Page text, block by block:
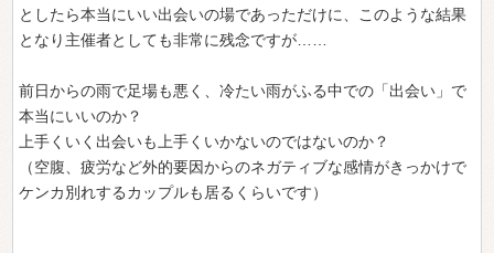
としたら本当にいい出会いの場であっただけに、このような結果
となり主催者としても非常に残念ですが……
前日からの雨で足場も悪く、冷たい雨がふる中での「出会い」で
本当にいいのか？
上手くいく出会いも上手くいかないのではないのか？
（空腹、疲労など外的要因からのネガティブな感情がきっかけで
ケンカ別れするカップルも居るくらいです）